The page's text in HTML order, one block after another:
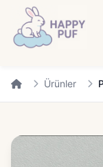
ÜrünlerÜrünler